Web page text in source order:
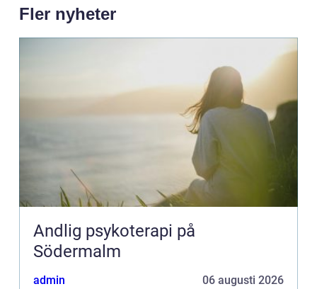
Fler nyheter
Andlig psykoterapi på
Södermalm
admin 06 augusti 2026